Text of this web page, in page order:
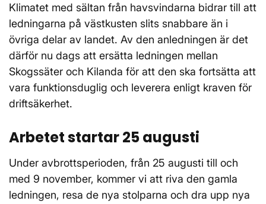
Klimatet med sältan från havsvindarna bidrar till att
ledningarna på västkusten slits snabbare än i
övriga delar av landet. Av den anledningen är det
därför nu dags att ersätta ledningen mellan
Skogssäter och Kilanda för att den ska fortsätta att
vara funktionsduglig och leverera enligt kraven för
driftsäkerhet.
Arbetet startar 25 augusti
Under avbrottsperioden, från 25 augusti till och
med 9 november, kommer vi att riva den gamla
ledningen, resa de nya stolparna och dra upp nya